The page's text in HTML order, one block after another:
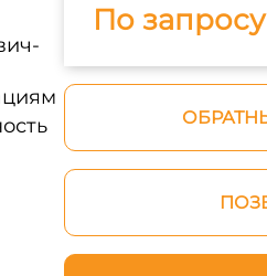
По запросу